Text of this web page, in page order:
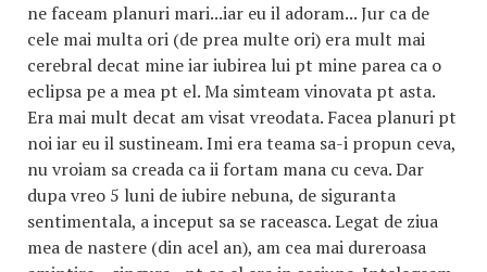
ne faceam planuri mari...iar eu il adoram... Jur ca de
cele mai multa ori (de prea multe ori) era mult mai
cerebral decat mine iar iubirea lui pt mine parea ca o
eclipsa pe a mea pt el. Ma simteam vinovata pt asta.
Era mai mult decat am visat vreodata. Facea planuri pt
noi iar eu il sustineam. Imi era teama sa-i propun ceva,
nu vroiam sa creada ca ii fortam mana cu ceva. Dar
dupa vreo 5 luni de iubire nebuna, de siguranta
sentimentala, a inceput sa se raceasca. Legat de ziua
mea de nastere (din acel an), am cea mai dureroasa